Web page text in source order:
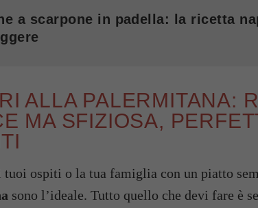
a scarpone in padella: la ricetta
ALLA PALERMITANA:
MA SFIZIOSA,
tuoi ospiti o la tua famiglia con un piatto
sono l’ideale. Tutto quello che devi fare è